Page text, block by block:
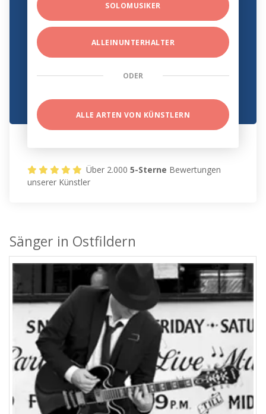
SOLOMUSIKER
ALLEINUNTERHALTER
ODER
ALLE ARTEN VON KÜNSTLERN
Über 2.0005-Sterne Bewertungen
unserer Künstler
Sänger in Ostfildern